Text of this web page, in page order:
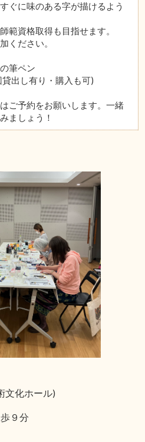
ぐに味のある字が描けるよう
範資格取得も目指せます。
ください。
筆ペン
有り・購入も可)
ご予約をお願いします。一緒
ましょう！
文化ホール)
９分